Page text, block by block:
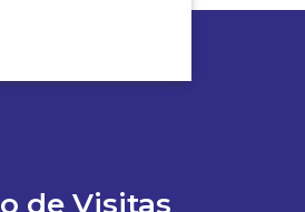
de Visitas